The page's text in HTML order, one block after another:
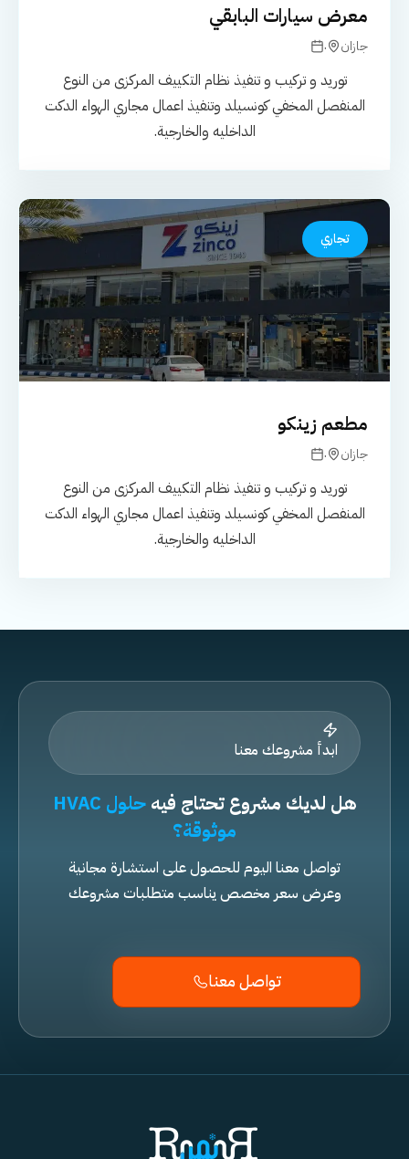
معرض سيارات البابقي
جازان
.
توريد و تركيب و تنفيذ نظام التكييف المركزى من النوع
المنفصل المخفي كونسيلد وتنفيذ اعمال مجاري الهواء الدكت
الداخليه والخارجية.
تجاري
مطعم زينكو
جازان
.
توريد و تركيب و تنفيذ نظام التكييف المركزى من النوع
المنفصل المخفي كونسيلد وتنفيذ اعمال مجاري الهواء الدكت
الداخليه والخارجية.
ابدأ مشروعك معنا
هل لديك مشروع تحتاج فيه
حلول HVAC
موثوقة؟
تواصل معنا اليوم للحصول على استشارة مجانية
وعرض سعر مخصص يناسب متطلبات مشروعك
تواصل معنا